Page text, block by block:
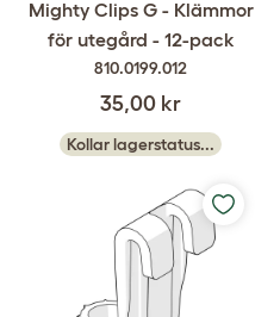
Mighty Clips G - Klämmor
för utegård - 12-pack
810.0199.012
35,00 kr
Kollar lagerstatus...